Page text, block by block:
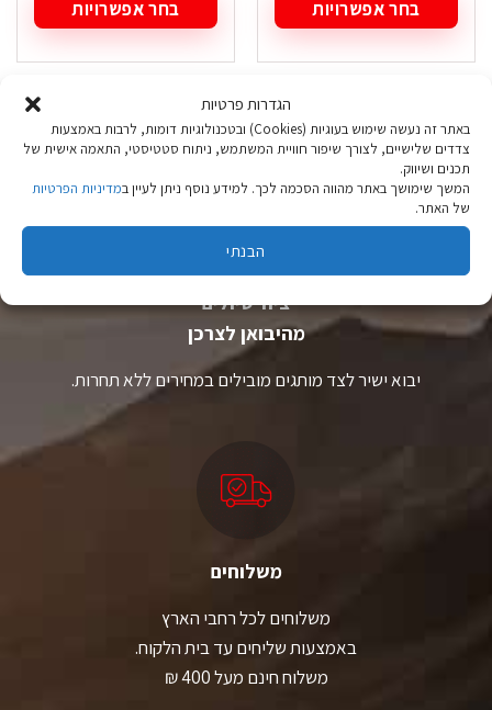
הגדרות פרטיות
באתר זה נעשה שימוש בעוגיות (Cookies) ובטכנולוגיות דומות, לרבות באמצעות
צדדים שלישיים, לצורך שיפור חוויית המשתמש, ניתוח סטטיסטי, התאמה אישית של
תכנים ושיווק.
המשך שימושך באתר מהווה הסכמה לכך. למידע נוסף ניתן לעיין במדיניות הפרטיות
של האתר.
הבנתי
בחר אפשרויות
זה
סוגים.
ניתן
לבחור
את
האפשרויות
בעמוד
בחר אפשרויות
זה
מספר
סוגים.
ניתן
לבחור
את
האפשרויות
בעמוד
ציוד טיולים
מהיבואן לצרכן
יבוא ישיר לצד מותגים מובילים במחירים ללא תחרות.
משלוחים
משלוחים לכל רחבי הארץ
באמצעות שליחים עד בית הלקוח.
משלוח חינם מעל 400 ₪